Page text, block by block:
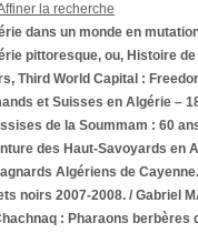
la recherche
dans un monde en
pittoresque, ou, Histoire
Third World Capital :
et Suisses en Algérie –
de la Soummam : 60
des Haut-Savoyards en
Algériens de Cayenne.
noirs 2007-2008. / Gabriel
: Pharaons berbères